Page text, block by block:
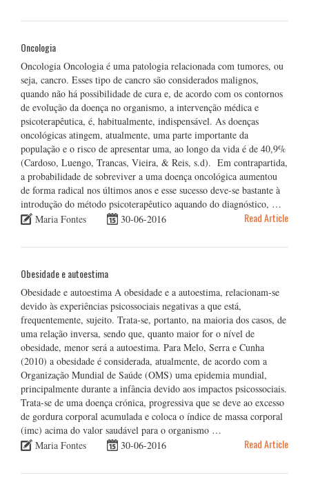
Oncologia
Oncologia Oncologia é uma patologia relacionada com tumores, ou
seja, cancro. Esses tipo de cancro são considerados malignos,
quando não há possibilidade de cura e, de acordo com os contornos
de evolução da doença no organismo, a intervenção médica e
psicoterapêutica, é, habitualmente, indispensável. As doenças
oncológicas atingem, atualmente, uma parte importante da
população e o risco de apresentar uma, ao longo da vida é de 40,9%
(Cardoso, Luengo, Trancas, Vieira, & Reis, s.d). Em contrapartida,
a probabilidade de sobreviver a uma doença oncológica aumentou
de forma radical nos últimos anos e esse sucesso deve-se bastante à
introdução do método psicoterapêutico aquando do diagnóstico, …
Maria Fontes
30-06-2016 Read Article
Obesidade e autoestima
Obesidade e autoestima A obesidade e a autoestima, relacionam-se
devido às experiências psicossociais negativas a que está,
frequentemente, sujeito. Trata-se, portanto, na maioria dos casos, de
uma relação inversa, sendo que, quanto maior for o nível de
obesidade, menor será a autoestima. Para Melo, Serra e Cunha
(2010) a obesidade é considerada, atualmente, de acordo com a
Organização Mundial de Saúde (OMS) uma epidemia mundial,
principalmente durante a infância devido aos impactos psicossociais.
Trata-se de uma doença crónica, progressiva que se deve ao excesso
de gordura corporal acumulada e coloca o índice de massa corporal
(imc) acima do valor saudável para o organismo …
Maria Fontes
30-06-2016 Read Article